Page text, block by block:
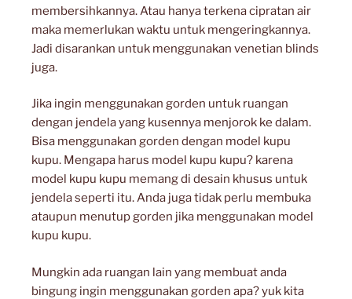
membersihkannya. Atau hanya terkena cipratan air
maka memerlukan waktu untuk mengeringkannya.
Jadi disarankan untuk menggunakan venetian blinds
juga.
Jika ingin menggunakan gorden untuk ruangan
dengan jendela yang kusennya menjorok ke dalam.
Bisa menggunakan gorden dengan model kupu
kupu. Mengapa harus model kupu kupu? karena
model kupu kupu memang di desain khusus untuk
jendela seperti itu. Anda juga tidak perlu membuka
ataupun menutup gorden jika menggunakan model
kupu kupu.
Mungkin ada ruangan lain yang membuat anda
bingung ingin menggunakan gorden apa? yuk kita